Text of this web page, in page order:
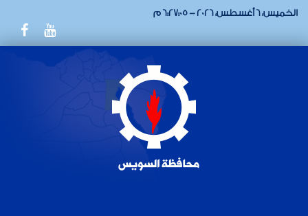
الخميس، 6 أغسطس، 2026 - 6:27:05 م